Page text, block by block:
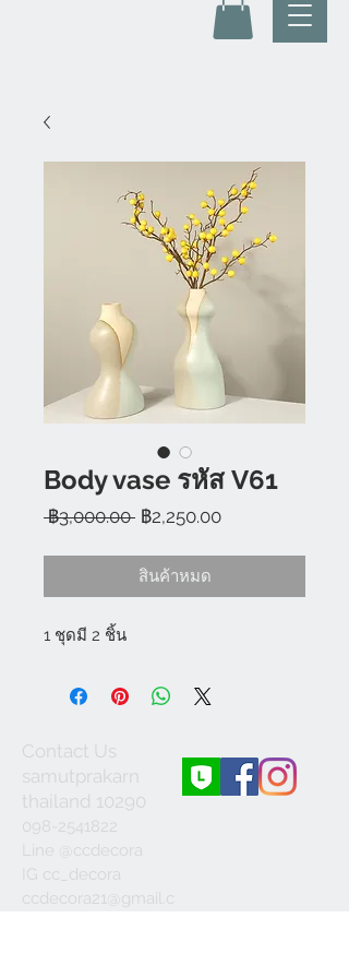
Body vase รหัส V61
฿3,000.00 ราคา
฿2,250.00ราคา
สินค้าหมด
1 ชุดมี 2 ชิ้น
Contact Us
samutprakarn
thailand 10290
098-2541822
Line @ccdecora
IG cc_decora
ccdecora21@gmail.c